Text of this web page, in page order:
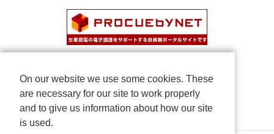
On our website we use some cookies. These
are necessary for our site to work properly
and to give us information about how our site
is used.